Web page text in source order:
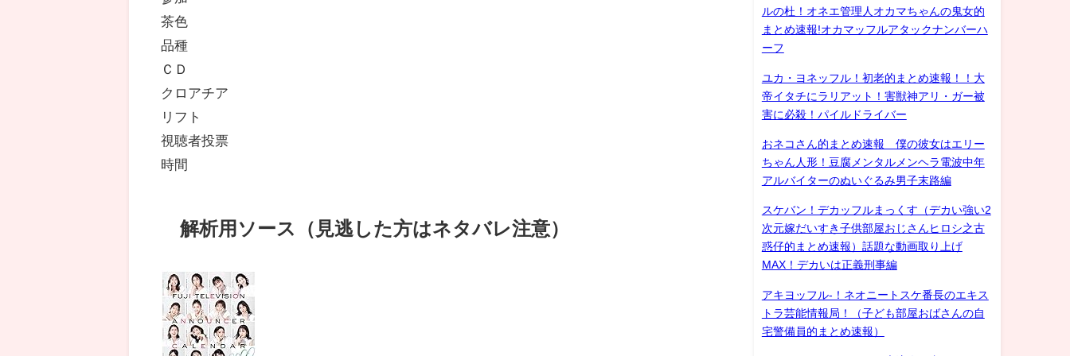
茶色
品種
ＣＤ
クロアチア
リフト
視聴者投票
時間
解析用ソース（見逃した方はネタバレ注意）
ルの杜！オネエ管理人オカマちゃんの鬼女的
まとめ速報!オカマッフルアタックナンバーハ
ーフ
ユカ・ヨネッフル！初老的まとめ速報！！大
帝イタチにラリアット！害獣神アリ・ガー被
害に必殺！パイルドライバー
おネコさん的まとめ速報 僕の彼女はエリー
ちゃん人形！豆腐メンタルメンヘラ電波中年
アルバイターのぬいぐるみ男子末路編
スケバン！デカッフルまっくす（デカい強い2
次元嫁だいすき子供部屋おじさんヒロシ之古
惑仔的まとめ速報）話題な動画取り上げ
MAX！デカいは正義刑事編
アキヨッフル-！ネオニートスケ番長のエキス
トラ芸能情報局！（子ども部屋おばさんの自
宅警備員的まとめ速報）